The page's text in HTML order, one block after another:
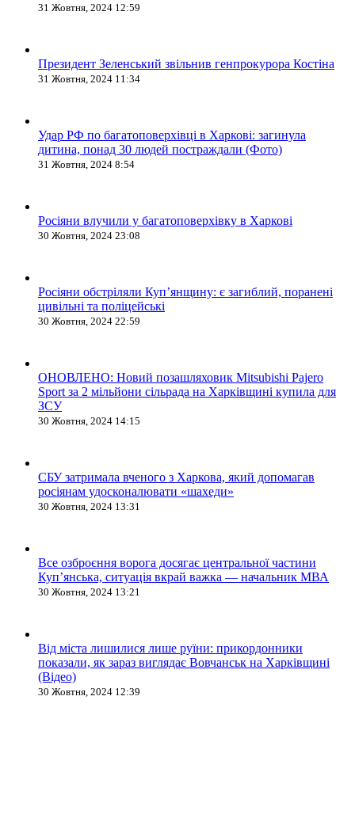
31 Жовтня, 2024 12:59
Президент Зеленський звільнив генпрокурора Костіна
31 Жовтня, 2024 11:34
Удар РФ по багатоповерхівці в Харкові: загинула
дитина, понад 30 людей постраждали (Фото)
31 Жовтня, 2024 8:54
Росіяни влучили у багатоповерхівку в Харкові
30 Жовтня, 2024 23:08
Росіяни обстріляли Купʼянщину: є загиблий, поранені
цивільні та поліцейські
30 Жовтня, 2024 22:59
ОНОВЛЕНО: Новий позашляховик Mitsubishi Pajero
Sport за 2 мільйони сільрада на Харківщині купила для
ЗСУ
30 Жовтня, 2024 14:15
СБУ затримала вченого з Харкова, який допомагав
росіянам удосконалювати «шахеди»
30 Жовтня, 2024 13:31
Все озброєння ворога досягає центральної частини
Куп’янська, ситуація вкрай важка — начальник МВА
30 Жовтня, 2024 13:21
Від міста лишилися лише руїни: прикордонники
показали, як зараз виглядає Вовчанськ на Харківщині
(Відео)
30 Жовтня, 2024 12:39